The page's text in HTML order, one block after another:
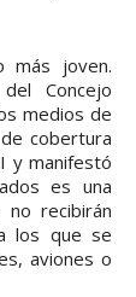
más joven.
Concejo
medios de
cobertura
y manifestó
es una
recibirán
los que se
aviones o